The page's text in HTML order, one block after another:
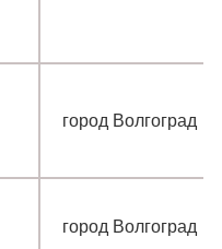
город Волгоград
город Волгоград